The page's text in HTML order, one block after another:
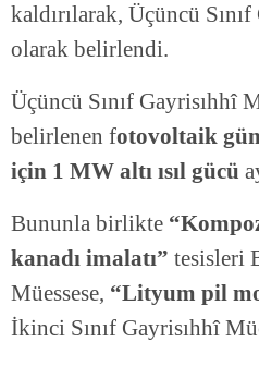
kaldırılarak, Üçüncü
olarak belirlendi.
Üçüncü Sınıf Gayrisıhhî
belirlenen fotovoltaik
için 1 MW altı ısıl gücü
Bununla birlikte
kanadı imalatı” tesisleri
Müessese, “Lityum pil
İkinci Sınıf Gayrisıhhî